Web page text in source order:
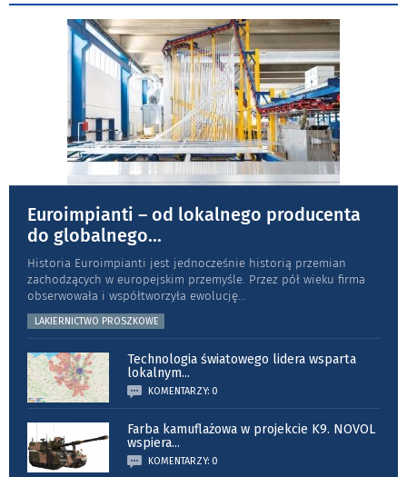
Euroimpianti – od lokalnego producenta
do globalnego...
Historia Euroimpianti jest jednocześnie historią przemian
zachodzących w europejskim przemyśle. Przez pół wieku firma
obserwowała i współtworzyła ewolucję...
LAKIERNICTWO PROSZKOWE
Technologia światowego lidera wsparta
lokalnym...
KOMENTARZY: 0
Farba kamuflażowa w projekcie K9. NOVOL
wspiera...
KOMENTARZY: 0